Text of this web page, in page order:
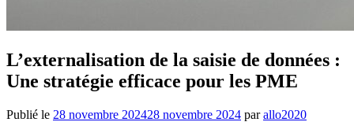
L’externalisation de la saisie de données :
Une stratégie efficace pour les PME
Publié le 28 novembre 202428 novembre 2024 parallo2020